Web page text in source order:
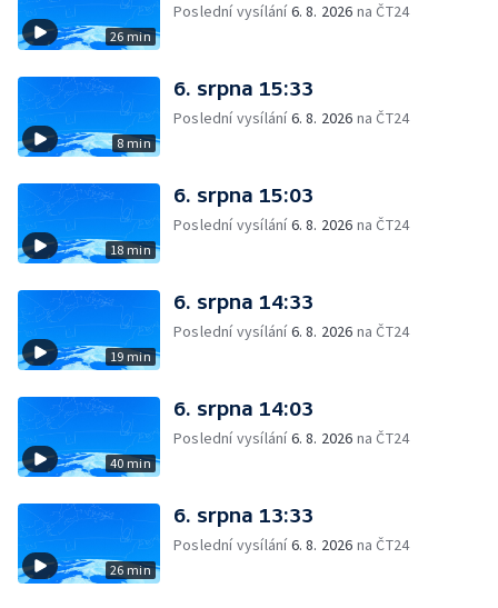
26 min
Poslední vysílání6. 8. 2026 na ČT24
8 min
6. srpna 15:33
Poslední vysílání6. 8. 2026 na ČT24
18 min
6. srpna 15:03
Poslední vysílání6. 8. 2026 na ČT24
19 min
6. srpna 14:33
Poslední vysílání6. 8. 2026 na ČT24
40 min
6. srpna 14:03
Poslední vysílání6. 8. 2026 na ČT24
26 min
6. srpna 13:33
Poslední vysílání6. 8. 2026 na ČT24